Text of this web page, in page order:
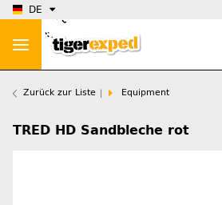
DE
Zurück zur Liste Equipment
TRED HD Sandbleche rot